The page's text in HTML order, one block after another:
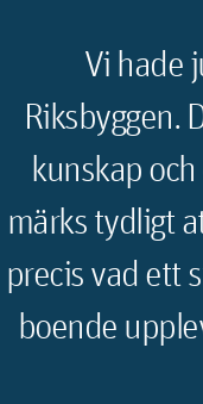
Vi hade
Riksbyggen.
kunskap
märks tydligt
precis vad ett
boende